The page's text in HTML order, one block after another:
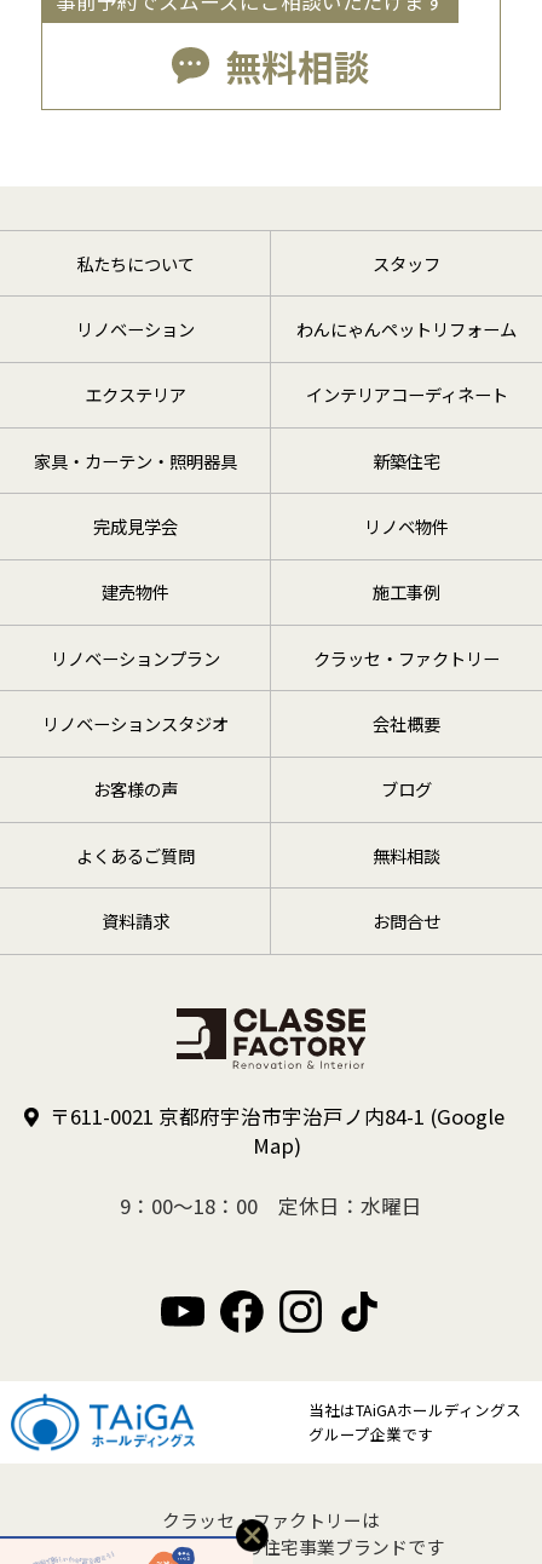
無料相談
私たちについて スタッフ
リノベーション わんにゃんペットリフォーム
エクステリア インテリアコーディネート
家具・カーテン・照明器具 新築住宅
完成見学会 リノベ物件
建売物件 施工事例
リノベーションプラン クラッセ・ファクトリー
リノベーションスタジオ 会社概要
お客様の声 ブログ
よくあるご質問 無料相談
資料請求 お問合せ
〒611-0021 京都府宇治市宇治戸ノ内84-1 (Google
Map)
9：00～18：00 定休日：水曜日
当社はTAiGAホールディングス
グループ企業です
クラッセ・ファクトリーは
クラッセ住宅販売の住宅事業ブランドです